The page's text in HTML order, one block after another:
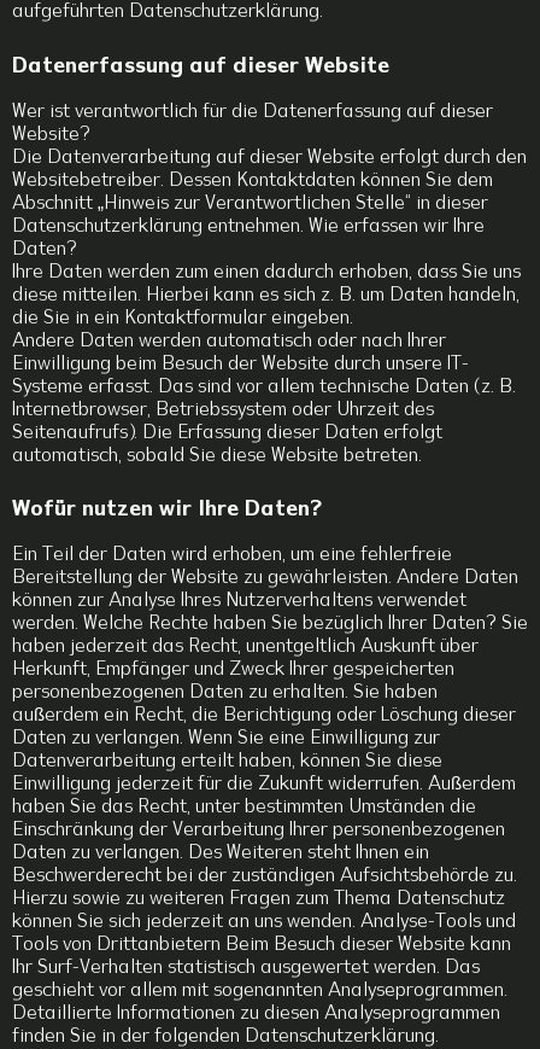
aufgeführten Datenschutzerklärung.
Datenerfassung auf dieser Website
Wer ist verantwortlich für die Datenerfassung auf dieser
Website?
Die Datenverarbeitung auf dieser Website erfolgt durch den
Websitebetreiber. Dessen Kontaktdaten können Sie dem
Abschnitt „Hinweis zur Verantwortlichen Stelle“ in dieser
Datenschutzerklärung entnehmen. Wie erfassen wir Ihre
Daten?
Ihre Daten werden zum einen dadurch erhoben, dass Sie uns
diese mitteilen. Hierbei kann es sich z. B. um Daten handeln,
die Sie in ein Kontaktformular eingeben.
Andere Daten werden automatisch oder nach Ihrer
Einwilligung beim Besuch der Website durch unsere IT-
Systeme erfasst. Das sind vor allem technische Daten (z. B.
Internetbrowser, Betriebssystem oder Uhrzeit des
Seitenaufrufs). Die Erfassung dieser Daten erfolgt
automatisch, sobald Sie diese Website betreten.
Wofür nutzen wir Ihre Daten?
Ein Teil der Daten wird erhoben, um eine fehlerfreie
Bereitstellung der Website zu gewährleisten. Andere Daten
können zur Analyse Ihres Nutzerverhaltens verwendet
werden. Welche Rechte haben Sie bezüglich Ihrer Daten? Sie
haben jederzeit das Recht, unentgeltlich Auskunft über
Herkunft, Empfänger und Zweck Ihrer gespeicherten
personenbezogenen Daten zu erhalten. Sie haben
außerdem ein Recht, die Berichtigung oder Löschung dieser
Daten zu verlangen. Wenn Sie eine Einwilligung zur
Datenverarbeitung erteilt haben, können Sie diese
Einwilligung jederzeit für die Zukunft widerrufen. Außerdem
haben Sie das Recht, unter bestimmten Umständen die
Einschränkung der Verarbeitung Ihrer personenbezogenen
Daten zu verlangen. Des Weiteren steht Ihnen ein
Beschwerderecht bei der zuständigen Aufsichtsbehörde zu.
Hierzu sowie zu weiteren Fragen zum Thema Datenschutz
können Sie sich jederzeit an uns wenden. Analyse-Tools und
Tools von Drittanbietern Beim Besuch dieser Website kann
Ihr Surf-Verhalten statistisch ausgewertet werden. Das
geschieht vor allem mit sogenannten Analyseprogrammen.
Detaillierte Informationen zu diesen Analyseprogrammen
finden Sie in der folgenden Datenschutzerklärung.